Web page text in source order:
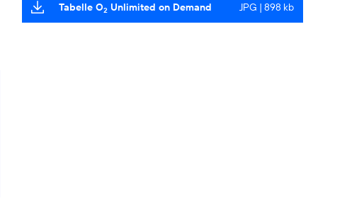
Tabelle O2 Unlimited on Demand JPG | 898 kb